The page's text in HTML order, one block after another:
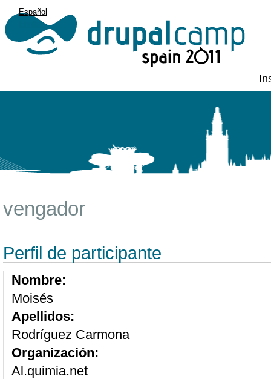
Español
English
vengador
Perfil de participante
Nombre:
Moisés
Apellidos:
Rodríguez Carmona
Organización:
Al.quimia.net